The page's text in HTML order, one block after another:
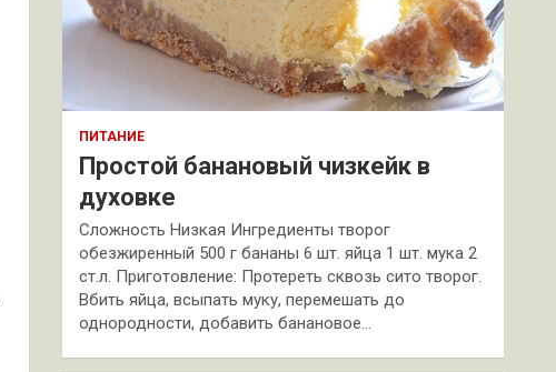
ПИТАНИЕ
Простой банановый чизкейк в
духовке
Сложность Низкая Ингредиенты творог
обезжиренный 500 г бананы 6 шт. яйца 1 шт. мука 2
ст.л. Приготовление: Протереть сквозь сито творог.
Вбить яйца, всыпать муку, перемешать до
однородности, добавить банановое…